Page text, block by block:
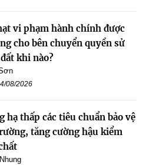
vi phạm hành chính được
cho bên chuyển quyền sử
khi nào?
08/2026
hạ thấp các tiêu chuẩn bảo vệ
tăng cường hậu kiểm